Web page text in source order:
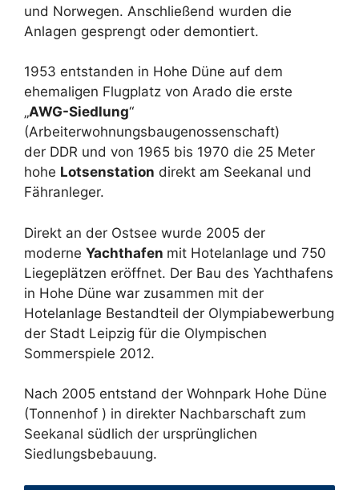
und Norwegen. Anschließend wurden die
Anlagen gesprengt oder demontiert.
1953 entstanden in Hohe Düne auf dem
ehemaligen Flugplatz von Arado die erste
„AWG-Siedlung“
(Arbeiterwohnungsbaugenossenschaft)
der DDR und von 1965 bis 1970 die 25 Meter
hohe Lotsenstation direkt am Seekanal und
Fähranleger.
Direkt an der Ostsee wurde 2005 der
moderne Yachthafen mit Hotelanlage und 750
Liegeplätzen eröffnet. Der Bau des Yachthafens
in Hohe Düne war zusammen mit der
Hotelanlage Bestandteil der Olympiabewerbung
der Stadt Leipzig für die Olympischen
Sommerspiele 2012.
Nach 2005 entstand der Wohnpark Hohe Düne
(Tonnenhof ) in direkter Nachbarschaft zum
Seekanal südlich der ursprünglichen
Siedlungsbebauung.